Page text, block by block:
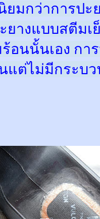
ยมกว่าการป
ยางแบบสตีม
อนนั้นเอง กา
แต่ไม่มีกระบ